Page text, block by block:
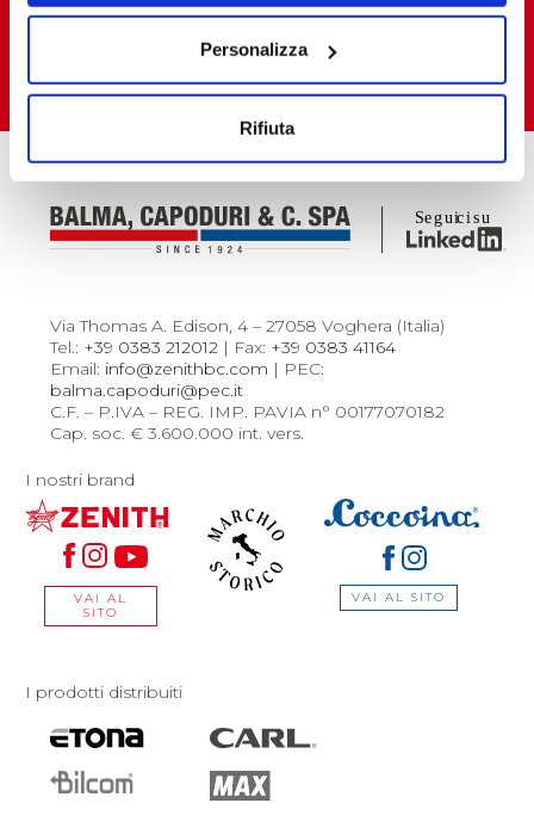
Personalizza
Rifiuta
in Italia e all’estero?
CONSULTA LA RETE VENDITA
Via Thomas A. Edison, 4 – 27058 Voghera (Italia)
Tel.: +39 0383 212012 | Fax: +39 0383 41164
Email: info@zenithbc.com | PEC:
balma.capoduri@pec.it
C.F. – P.IVA – REG. IMP. PAVIA n° 00177070182
Cap. soc. € 3.600.000 int. vers.
I nostri brand
VAI AL
SITO
VAI AL SITO
I prodotti distribuiti